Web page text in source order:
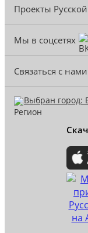
Проекты
Мы в соцсетях
Связаться с нами
Выбран город: